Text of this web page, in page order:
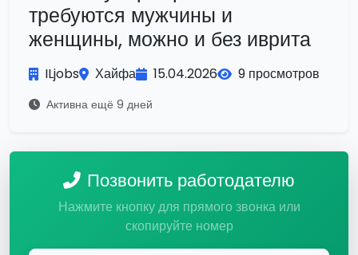
требуются мужчины и
женщины, можно и без иврита
ILjobs Хайфа 15.04.2026 9 просмотров
Активна ещё 9 дней
Позвонить работодателю
Нажмите кнопку для прямого звонка или
скопируйте номер